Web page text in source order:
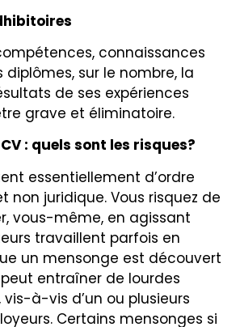
connaissances
diplômes, sur le nombre, la
de ses expériences
grave et éliminatoire.
: quels sont les risques?
essentiellement d’ordre
non juridique. Vous risquez de
vous-même, en agissant
travaillent parfois en
un mensonge est découvert
entraîner de lourdes
à-vis d’un ou plusieurs
Certains mensonges si